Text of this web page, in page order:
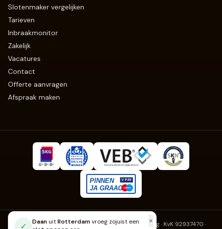
Slotenmaker vergelijken
Tarieven
Inbraakmonitor
Zakelijk
Vacatures
Contact
Offerte aanvragen
Afspraak maken
Slotenmaker Erkend· Fruitweg 270, 2525 KJ Den Haag · KvK 92937470 ·
✓ DaanuitRotterdamvroeg zojuist een
×